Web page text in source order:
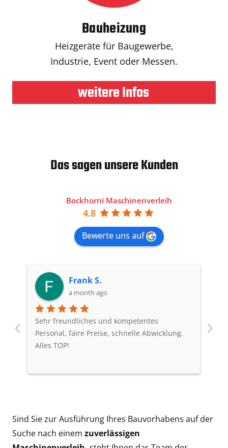
Bauheizung
Heizgeräte für Baugewerbe,
Industrie, Event oder Messen.
weitere Infos
Das sagen unsere Kunden
Bockhorni Maschinenverleih
4.8
Bewerte uns auf
Frank S.
a month ago
Sehr freundliches und kompetentes
Personal, faire Preise, schnelle Abwicklung.
Alles TOP!
‹ ›
Sind Sie zur Ausführung Ihres Bauvorhabens auf der
Suche nach einem zuverlässigen